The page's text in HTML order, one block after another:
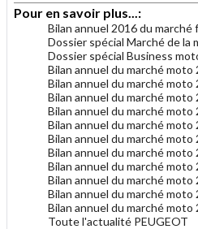
Pour en savoir plus...:
Bilan annuel 2016 du
Dossier spécial Marché de
Dossier spécial Business
Bilan annuel du marché moto
Toute l'actualité PEUGEOT